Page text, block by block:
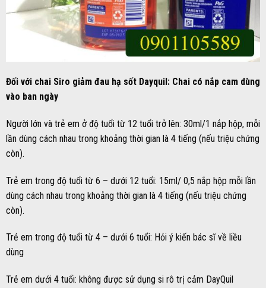
Đối với chai Siro giảm đau hạ sốt Dayquil: Chai có nắp cam dùng
vào ban ngày
Người lớn và trẻ em ở độ tuổi từ 12 tuổi trở lên: 30ml/1 nắp hộp, mỗi
lần dùng cách nhau trong khoảng thời gian là 4 tiếng (nếu triệu chứng
còn).
Trẻ em trong độ tuổi từ 6 – dưới 12 tuổi: 15ml/ 0,5 nắp hộp mỗi lần
dùng cách nhau trong khoảng thời gian là 4 tiếng (nếu triệu chứng
còn).
Trẻ em trong độ tuổi từ 4 – dưới 6 tuổi: Hỏi ý kiến bác sĩ về liều
dùng
Trẻ em dưới 4 tuổi: không được sử dụng si rô trị cảm DayQuil